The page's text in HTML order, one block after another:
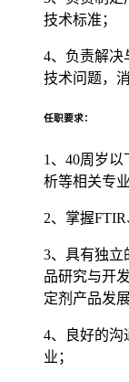
技术标准；
4、负责解决
技术问题，
任职要求：
1、40周岁
析等相关专业
2、掌握
3、具有独立
品研究与开
定剂产品发
4、良好的沟
业；